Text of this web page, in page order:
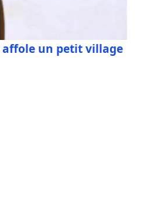
affole un petit village